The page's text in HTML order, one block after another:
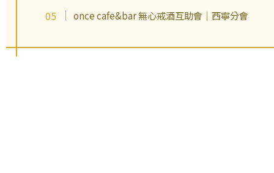
once cafe&bar 無心戒酒互助會｜西寧分會